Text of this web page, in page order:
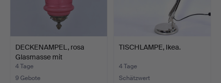
DECKENAMPEL, rosa
Glasmasse mit
Messingmon…
4 Tage
9 Gebote
TISCHLAMPE, Ikea.
4 Tage
Schätzwert